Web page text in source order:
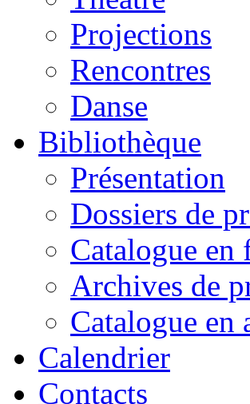
Projections
Rencontres
Danse
Bibliothèque
Présentation
Dossiers de
Catalogue en
Archives de
Catalogue en
Calendrier
Contacts